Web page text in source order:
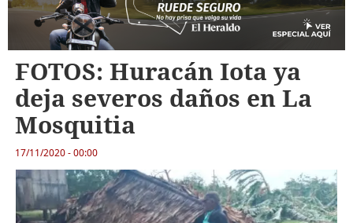
FOTOS: Huracán Iota ya
deja severos daños en La
Mosquitia
17/11/2020 - 00:00